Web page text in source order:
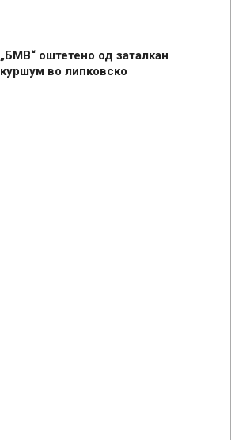
„БМВ“ оштетено од заталкан
куршум во липковско